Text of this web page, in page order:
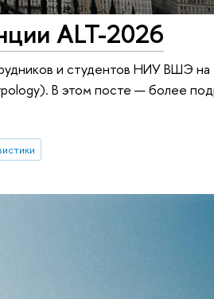
ALT-2026
и студентов НИУ ВШЭ на
В этом посте — более